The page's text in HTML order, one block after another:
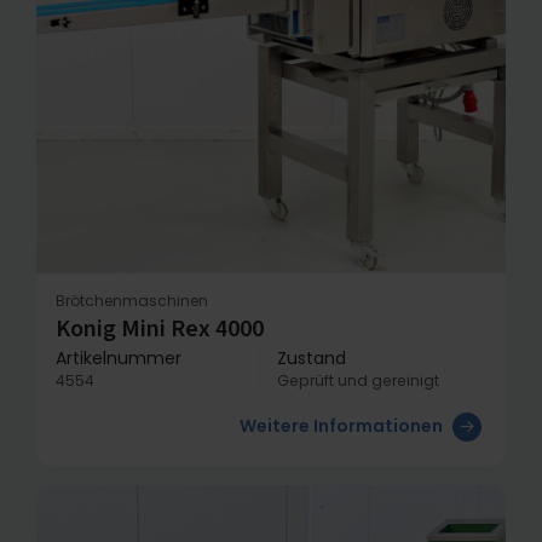
Brötchenmaschinen
Konig Mini Rex 4000
Artikelnummer
4554
Zustand
Geprüft und gereinigt
Weitere Informationen